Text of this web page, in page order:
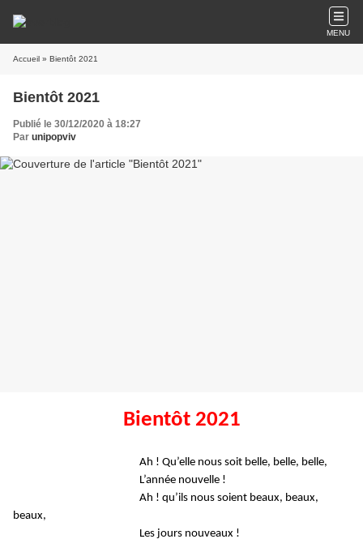
MENU
Accueil » Bientôt 2021
Bientôt 2021
Publié le 30/12/2020 à 18:27
Par unipopviv
Bientôt 2021
Ah ! Qu’elle nous soit belle, belle, belle,
L’année nouvelle !
Ah ! qu’ils nous soient beaux, beaux,
beaux,
Les jours nouveaux !